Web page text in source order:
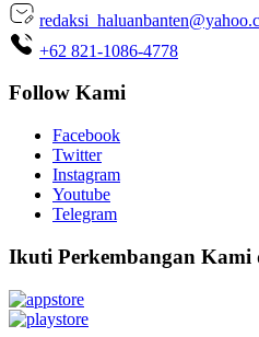
+62 821-1086-4778
Follow Kami
Facebook
Twitter
Instagram
Youtube
Telegram
Ikuti Perkembangan Kami